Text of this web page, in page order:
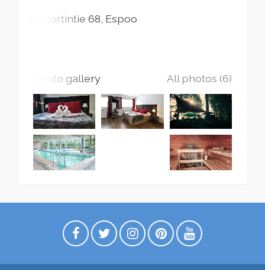
Naruportintie 68 Espoo
Photo gallery All photos (6)